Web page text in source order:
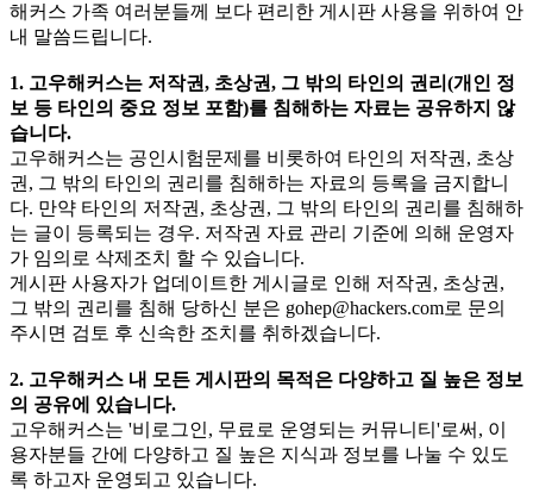
해커스 가족 여러분들께 보다 편리한 게시판 사용을 위하여 안
내 말씀드립니다.
1. 고우해커스는 저작권, 초상권, 그 밖의 타인의 권리(개인 정
보 등 타인의 중요 정보 포함)를 침해하는 자료는 공유하지 않
습니다.
고우해커스는 공인시험문제를 비롯하여 타인의 저작권, 초상
권, 그 밖의 타인의 권리를 침해하는 자료의 등록을 금지합니
다. 만약 타인의 저작권, 초상권, 그 밖의 타인의 권리를 침해하
는 글이 등록되는 경우. 저작권 자료 관리 기준에 의해 운영자
가 임의로 삭제조치 할 수 있습니다.
게시판 사용자가 업데이트한 게시글로 인해 저작권, 초상권,
그 밖의 권리를 침해 당하신 분은 gohep@hackers.com로 문의
주시면 검토 후 신속한 조치를 취하겠습니다.
2. 고우해커스 내 모든 게시판의 목적은 다양하고 질 높은 정보
의 공유에 있습니다.
고우해커스는 '비로그인, 무료로 운영되는 커뮤니티'로써, 이
용자분들 간에 다양하고 질 높은 지식과 정보를 나눌 수 있도
록 하고자 운영되고 있습니다.